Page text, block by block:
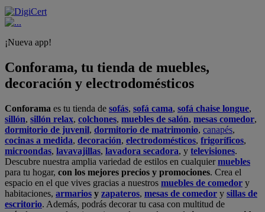
¡Nueva app!
Conforama, tu tienda de muebles,
decoración y electrodomésticos
Conforama es tu tienda de sofás, sofá cama, sofá chaise longue,
sillón, sillón relax, colchones, muebles de salón, mesas comedor,
dormitorio de juvenil, dormitorio de matrimonio, canapés,
cocinas a medida, decoración, electrodomésticos, frigoríficos,
microondas, lavavajillas, lavadora secadora, y televisiones.
Descubre nuestra amplia variedad de estilos en cualquiermuebles
para tu hogar, con los mejores precios y promociones. Crea el
espacio en el que vives gracias a nuestros muebles de comedor y
habitaciones, armarios y zapateros, mesas de comedor y sillas de
escritorio. Además, podrás decorar tu casa con multitud de